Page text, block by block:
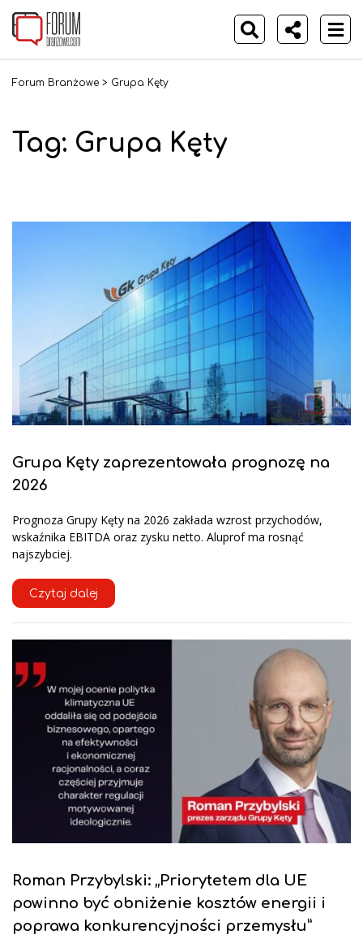
Forum Branżowe > Grupa Kęty
Tag: Grupa Kęty
Grupa Kęty zaprezentowała prognozę na
2026
Prognoza Grupy Kęty na 2026 zakłada wzrost przychodów,
wskaźnika EBITDA oraz zysku netto. Aluprof ma rosnąć
najszybciej.
Czytaj dalej
Roman Przybylski: „Priorytetem dla UE
powinno być obniżenie kosztów energii i
poprawa konkurencyjności przemysłu”